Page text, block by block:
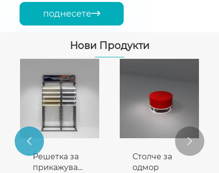
поднесете
Нови Продукти
Решетка за
прикажување
Столче за
одмор
 